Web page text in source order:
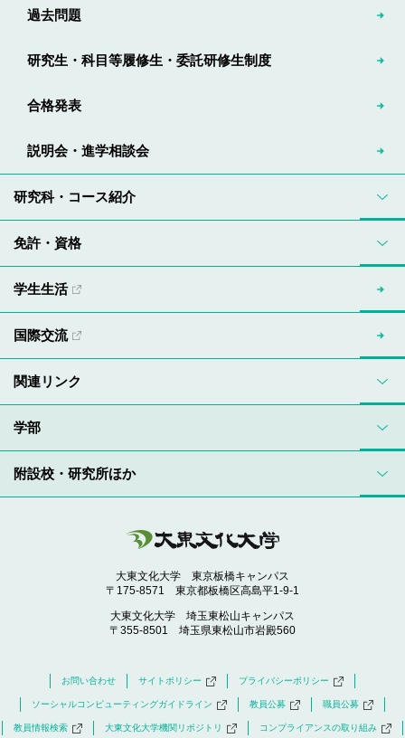
学部
附設校・研究所ほか
大東文化大学 東京板橋キャンパス
〒175-8571 東京都板橋区高島平1-9-1
大東文化大学 埼玉東松山キャンパス
〒355-8501 埼玉県東松山市岩殿560
お問い合わせ サイトポリシー プライバシーポリシー
ソーシャルコンピューティングガイドライン 教員公募 職員公募
教員情報検索 大東文化大学機関リポジトリ コンプライアンスの取り組み
過去問題
研究生・科目等履修生・委託研修生制度
合格発表
説明会・進学相談会
研究科・コース紹介
免許・資格
学生生活
国際交流
関連リンク